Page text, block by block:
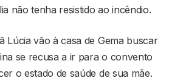
não tenha resistido ao incêndio.
Lúcia vão à casa de Gema buscar
se recusa a ir para o convento
o estado de saúde de sua mãe.